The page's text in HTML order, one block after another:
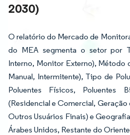
2030)
O relatório do Mercado de
do MEA segmenta o setor por
Interno, Monitor Externo), Método
Manual, Intermitente), Tipo de
Poluentes Físicos, Poluentes
(Residencial e Comercial,
Outros Usuários Finais) e
Árabes Unidos, Restante do